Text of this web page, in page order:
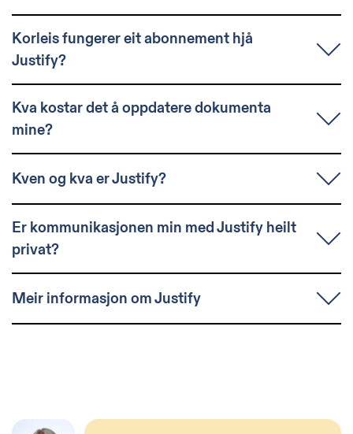
Korleis fungerer eit abonnement hjå
Justify?
Kva kostar det å oppdatere dokumenta
mine?
Kven og kva er Justify?
Er kommunikasjonen min med Justify heilt
privat?
Meir informasjon om Justify